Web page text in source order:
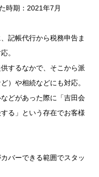
時期：2021年7月
記帳代行から税務申告ま
。
するなかで、そこから派
）や相続などにも対応。
どがあった際に「吉田会
る」という存在でお客様
バーできる範囲でスタッ